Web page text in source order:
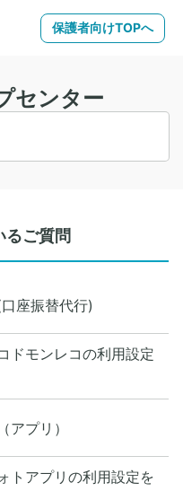
保護者向けTOPへ
センター
るご質問
座振替代行)
ドモンレコの利用設定
アプリ）
トアプリの利用設定を